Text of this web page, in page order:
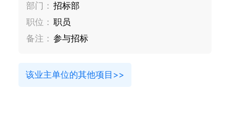
部门： 招标部
职位： 职员
备注： 参与招标
该业主单位的其他项目>>